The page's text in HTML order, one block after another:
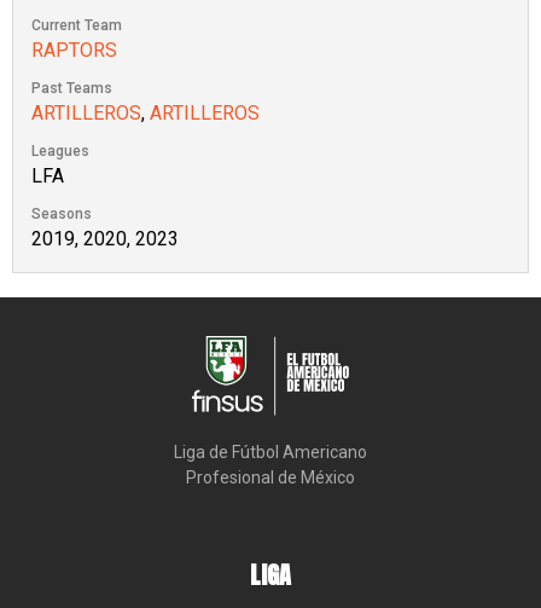
Current Team
RAPTORS
Past Teams
ARTILLEROS, ARTILLEROS
Leagues
LFA
Seasons
2019, 2020, 2023
Liga de Fútbol Americano
Profesional de México
LIGA